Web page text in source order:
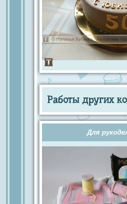
Работы других
Для